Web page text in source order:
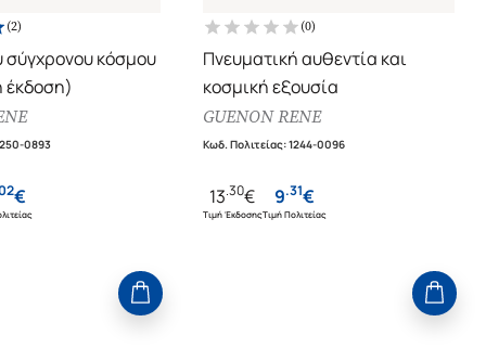
(2)
σύγχρονου κόσμου
έκδοση)
0893
€
(0)
Πνευματική αυθεντία και
κοσμική εξουσία
GUENON RENE
Κωδ. Πολιτείας:1244-0096
13.30€
Τιμή Έκδοσης
9.31€
Τιμή Πολιτείας